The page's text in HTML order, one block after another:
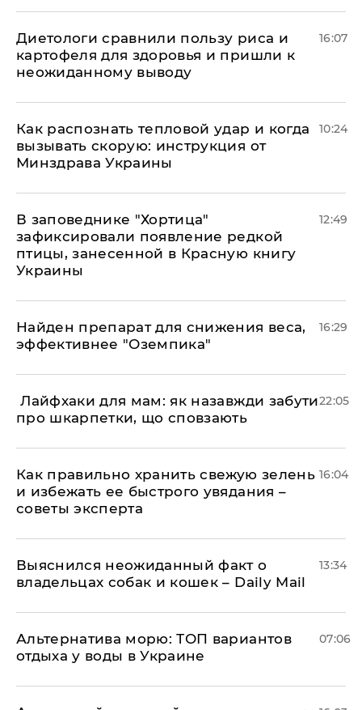
Диетологи сравнили пользу риса и
картофеля для здоровья и пришли к
неожиданному выводу
16:07
Как распознать тепловой удар и когда
вызывать скорую: инструкция от
Минздрава Украины
10:24
В заповеднике "Хортица"
зафиксировали появление редкой
птицы, занесенной в Красную книгу
Украины
12:49
Найден препарат для снижения веса,
эффективнее "Оземпика"
16:29
​ Лайфхаки для мам: як назавжди забути
про шкарпетки, що сповзають
22:05
Как правильно хранить свежую зелень
и избежать ее быстрого увядания –
советы эксперта
16:04
Выяснился неожиданный факт о
владельцах собак и кошек – Daily Mail
13:34
Альтернатива морю: ТОП вариантов
отдыха у воды в Украине
07:06